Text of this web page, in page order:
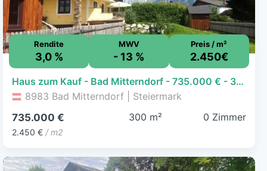
Rendite
3,0 %
MWV
- 13 %
Preis / m²
2.450€
Haus zum Kauf - Bad Mitterndorf - 735.000 € - 300 m², 850 m² Grundstück
8983 Bad Mitterndorf | Steiermark
735.000 €
2.450 € / m2
300 m² 0 Zimmer